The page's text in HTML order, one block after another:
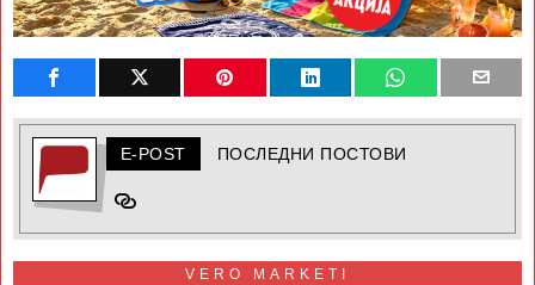
E-POST ПОСЛЕДНИ ПОСТОВИ
VERO MARKETI